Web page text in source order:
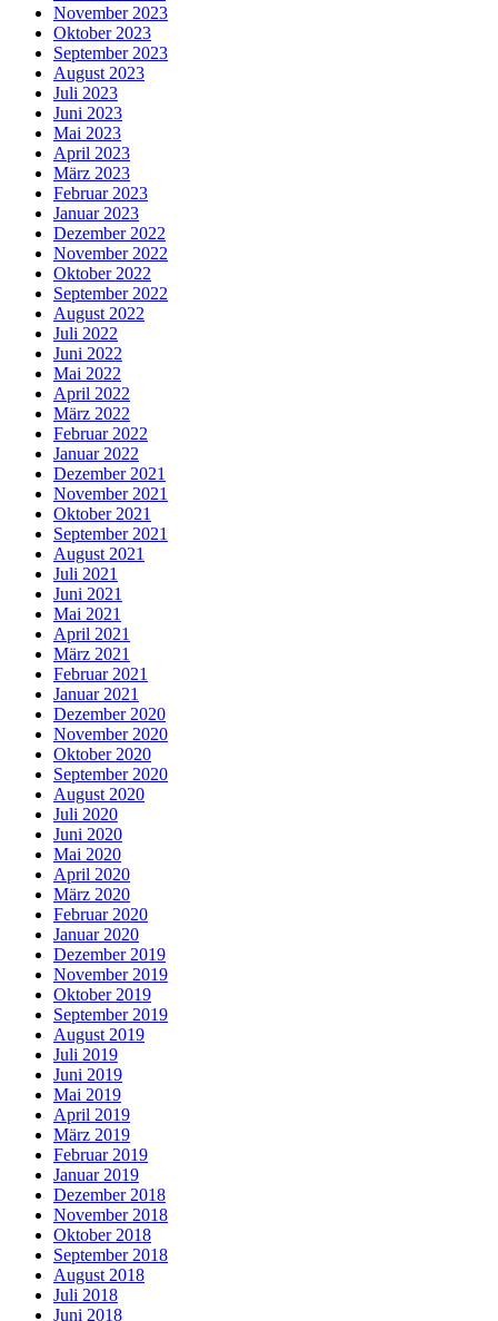
November 2023
Oktober 2023
September 2023
August 2023
Juli 2023
Juni 2023
Mai 2023
April 2023
März 2023
Februar 2023
Januar 2023
Dezember 2022
November 2022
Oktober 2022
September 2022
August 2022
Juli 2022
Juni 2022
Mai 2022
April 2022
März 2022
Februar 2022
Januar 2022
Dezember 2021
November 2021
Oktober 2021
September 2021
August 2021
Juli 2021
Juni 2021
Mai 2021
April 2021
März 2021
Februar 2021
Januar 2021
Dezember 2020
November 2020
Oktober 2020
September 2020
August 2020
Juli 2020
Juni 2020
Mai 2020
April 2020
März 2020
Februar 2020
Januar 2020
Dezember 2019
November 2019
Oktober 2019
September 2019
August 2019
Juli 2019
Juni 2019
Mai 2019
April 2019
März 2019
Februar 2019
Januar 2019
Dezember 2018
November 2018
Oktober 2018
September 2018
August 2018
Juli 2018
Juni 2018